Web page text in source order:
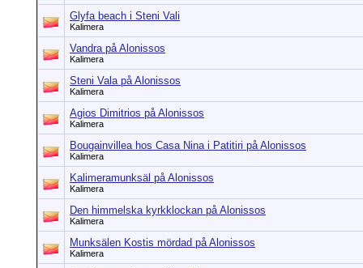
Glyfa beach i Steni Vali
Kalimera
Vandra på Alonissos
Kalimera
Steni Vala på Alonissos
Kalimera
Agios Dimitrios på Alonissos
Kalimera
Bougainvillea hos Casa Nina i Patitiri på Alonissos
Kalimera
Kalimeramunksäl på Alonissos
Kalimera
Den himmelska kyrkklockan på Alonissos
Kalimera
Munksälen Kostis mördad på Alonissos
Kalimera